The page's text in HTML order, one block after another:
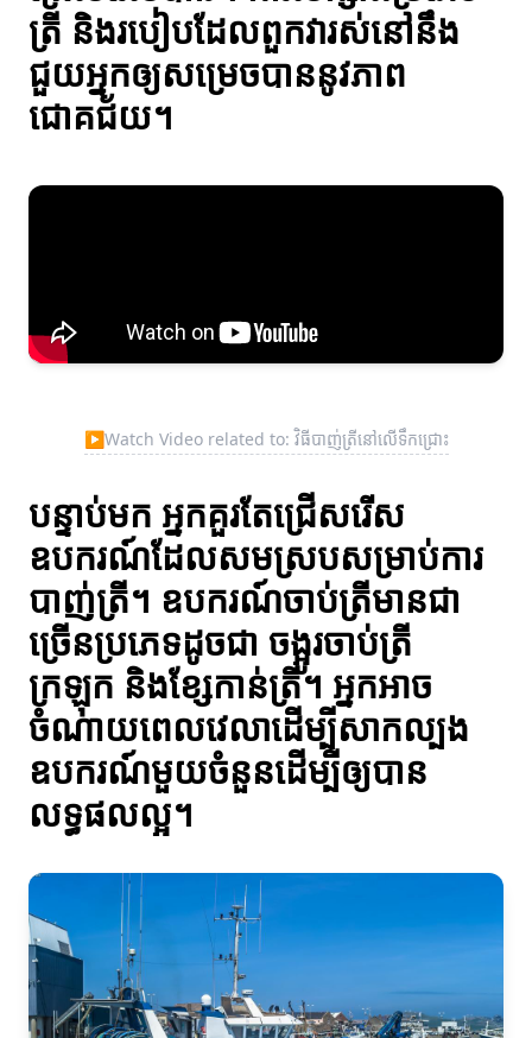
ត្រី និងរបៀបដែលពួកវារស់នៅនឹង
ជួយអ្នកឲ្យសម្រេចបាននូវភាព
ជោគជ័យ។
▶Watch Video related to: វិធីបាញ់ត្រីនៅលើទឹកជ្រោះ
បន្ទាប់មក អ្នកគួរតែជ្រើសរើស
ឧបករណ៍ដែលសមស្របសម្រាប់ការ
បាញ់ត្រី។ ឧបករណ៍ចាប់ត្រីមានជា
ច្រើនប្រភេទដូចជា ចង្អូរចាប់ត្រី
ក្រឡុក និងខ្សែកាន់ត្រី។ អ្នកអាច
ចំណាយពេលវេលាដើម្បីសាកល្បង
ឧបករណ៍មួយចំនួនដើម្បីឲ្យបាន
លទ្ធផលល្អ។